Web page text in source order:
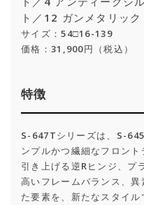
ト／12 ガンメタリック
サイズ：54□16-139
価格：31,900円（税込）
特徴
S-647Tシリーズは、S-
ンプルかつ繊細なフロン
引き上げる逆Rヒンジ、プ
高いフレームバランス、
た要素を、新たなスタイル